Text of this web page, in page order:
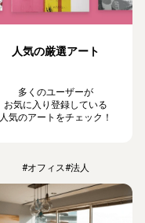
人気の厳選アート
多くのユーザーが
お気に入り登録している
人気のアートをチェック！
#オフィス#法人